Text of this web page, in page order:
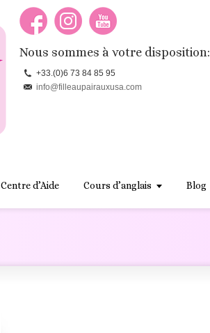
Nous sommes à votre disposition:
+33.(0)6 73 84 85 95
info@filleaupairauxusa.com
Centre d’Aide Cours d’anglais Blog